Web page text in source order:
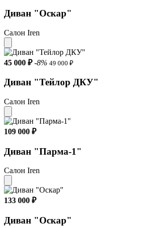
Диван "Оскар"
Салон Iren
45 000 ₽ -8% 49 000 ₽
Диван "Тейлор ДКУ"
Салон Iren
109 000 ₽
Диван "Парма-1"
Салон Iren
133 000 ₽
Диван "Оскар"